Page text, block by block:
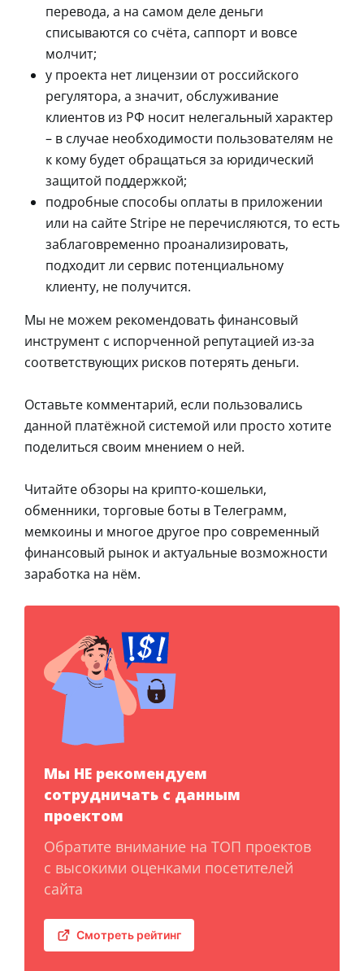
перевода, а на самом деле деньги
списываются со счёта, саппорт и вовсе
молчит;
у проекта нет лицензии от российского
регулятора, а значит, обслуживание
клиентов из РФ носит нелегальный характер
– в случае необходимости пользователям не
к кому будет обращаться за юридический
защитой поддержкой;
подробные способы оплаты в приложении
или на сайте Stripe не перечисляются, то есть
заблаговременно проанализировать,
подходит ли сервис потенциальному
клиенту, не получится.
Мы не можем рекомендовать финансовый
инструмент с испорченной репутацией из-за
соответствующих рисков потерять деньги.
Оставьте комментарий, если пользовались
данной платёжной системой или просто хотите
поделиться своим мнением о ней.
Читайте обзоры на крипто-кошельки,
обменники, торговые боты в Телеграмм,
мемкоины и многое другое про современный
финансовый рынок и актуальные возможности
заработка на нём.
Мы НЕ рекомендуем
сотрудничать с данным
проектом
Обратите внимание на ТОП проектов
с высокими оценками посетителей
сайта
Смотреть рейтинг